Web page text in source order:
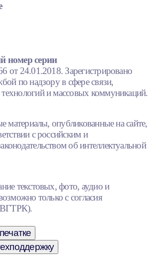
номер серии
24.01.2018. Зарегистрировано
по надзору в сфере связи,
и массовых коммуникаций.
материалы, опубликованные на сайте,
с российским и
об интеллектуальной
текстовых, фото, аудио и
только с согласия